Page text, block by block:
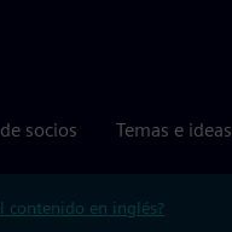
socios Temas e ideas
contenido en inglés?